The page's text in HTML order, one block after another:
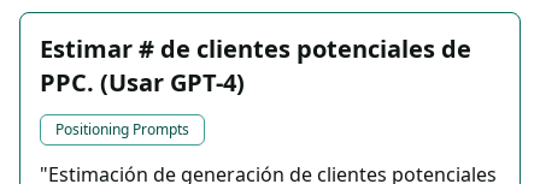
Estimar # de clientes potenciales de
PPC. (Usar GPT-4)
Positioning Prompts
"Estimación de generación de clientes potenciales